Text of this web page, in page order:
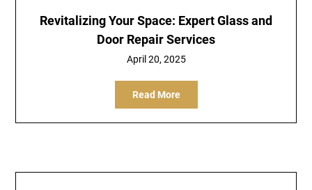
Revitalizing Your Space: Expert Glass and
Door Repair Services
April 20, 2025
Read More